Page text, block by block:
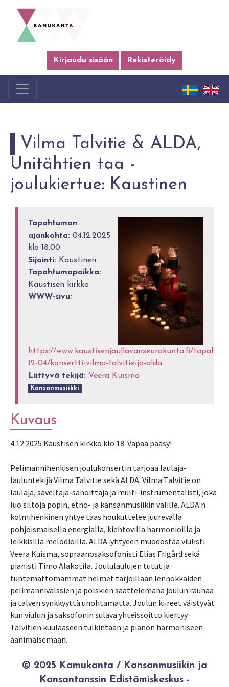
Kirjaudu sisään Rekisteröidy
Vilma Talvitie & ALDA,
Unitähtien taa -
joulukiertue: Kaustinen
Tapahtuman
ajankohta: 04.12.2025
klo 18:00
Sijainti: Kaustinen
Tapahtumapaikka:
Kaustisen kirkko
WWW-sivu:
https://www.kaustisenjaullavanseurakunta.fi/
12-04/konsertti-vilma-talvitie-ja-alda
Liittyvä tekijä: Veera Kuisma
Kansanmusiikki
Kuvaus
4.12.2025 Kaustisen kirkko klo 18. Vapaa pääsy!
Pelimannihenkisen joulukonsertin tarjoaa laulaja-
lauluntekijä Vilma Talvitie sekä ALDA. Vilma Talvitie on
laulaja, säveltäjä-sanoittaja ja multi-instrumentalisti, joka
luo siltoja popin, etno- ja kansanmusiikin välille. ALDA:n
kolmihenkinen yhtye taas houkuttelee juurevalla
pohjoismaisella energialla, kiehtovilla harmonioilla ja
leikkisillä melodioilla. ALDA-yhtyeen muodostaa viulisti
Veera Kuisma, sopraanosaksofonisti Elias Frigård sekä
pianisti Timo Alakotila. Joululaulujen tutut ja
tuntemattomammat helmet tarjoillaan lennokkaiden
pelimannivalssien ja polskien saattelemana joulun rauhaa
ja talven synkkyyttä unohtamatta. Joulun kiireet väistyvät
kun viulun ja saksofonin sulava yhteissoitto kiertyy
Talvitien kuulaaseen tulkintaan ja pianon harmoniseen
äänimaisemaan.
© 2025 Kamukanta / Kansanmusiikin ja
Kansantanssin Edistämiskeskus -